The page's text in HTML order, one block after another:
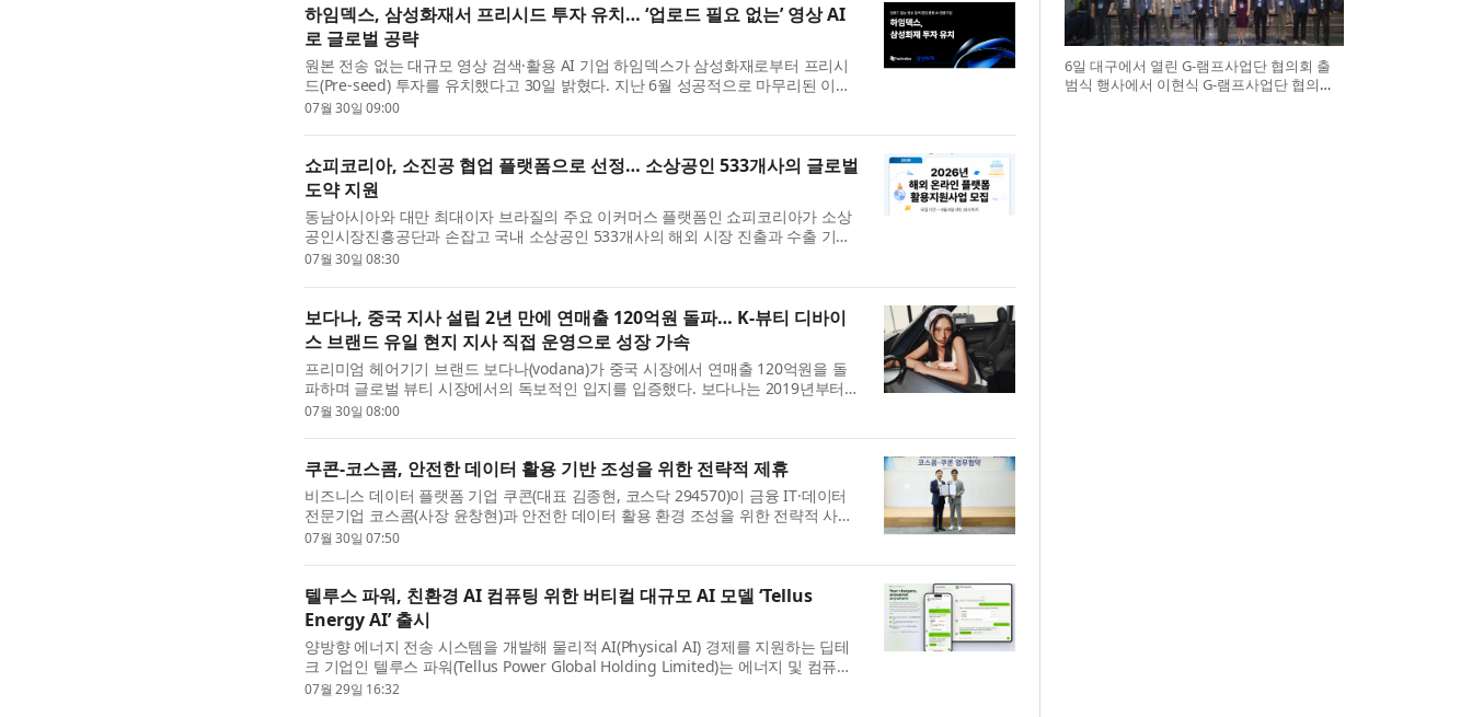
하임덱스, 삼성화재서 프리시드 투자 유치… ‘업로드 필요 없는’ 영상 AI
로 글로벌 공략
원본 전송 없는 대규모 영상 검색·활용 AI 기업 하임덱스가 삼성화재로부터 프리시
드(Pre-seed) 투자를 유치했다고 30일 밝혔다. 지난 6월 성공적으로 마무리된 이번
투자를 기점으로 하임덱스는 B2B 영상 분석 시장 공략에...
07월 30일 09:00
쇼피코리아, 소진공 협업 플랫폼으로 선정… 소상공인 533개사의 글로벌
도약 지원
동남아시아와 대만 최대이자 브라질의 주요 이커머스 플랫폼인 쇼피코리아가 소상
공인시장진흥공단과 손잡고 국내 소상공인 533개사의 해외 시장 진출과 수출 기회
확대를 지원한다. 쇼피코리아가 협업 플랫폼으로 참여하는...
07월 30일 08:30
보다나, 중국 지사 설립 2년 만에 연매출 120억원 돌파… K-뷰티 디바이
스 브랜드 유일 현지 지사 직접 운영으로 성장 가속
프리미엄 헤어기기 브랜드 보다나(vodana)가 중국 시장에서 연매출 120억원을 돌
파하며 글로벌 뷰티 시장에서의 독보적인 입지를 입증했다. 보다나는 2019년부터
중국 비즈니스를 본격적으로 운영하며 체계적인 현지화 전략...
07월 30일 08:00
쿠콘-코스콤, 안전한 데이터 활용 기반 조성을 위한 전략적 제휴
비즈니스 데이터 플랫폼 기업 쿠콘(대표 김종현, 코스닥 294570)이 금융 IT·데이터
전문기업 코스콤(사장 윤창현)과 안전한 데이터 활용 환경 조성을 위한 전략적 사업
제휴 협약을 체결했다고 30일 밝혔다. 지난 29일 쿠콘...
07월 30일 07:50
텔루스 파워, 친환경 AI 컴퓨팅 위한 버티컬 대규모 AI 모델 ‘Tellus
Energy AI’ 출시
양방향 에너지 전송 시스템을 개발해 물리적 AI(Physical AI) 경제를 지원하는 딥테
크 기업인 텔루스 파워(Tellus Power Global Holding Limited)는 에너지 및 컴퓨팅
산업에 특화된(버티컬·Vertical) 인공지능(AI) 모델인 ...
07월 29일 16:32
6일 대구에서 열린 G-램프사업단 협의회 출
범식 행사에서 이현식 G-램프사업단 협의회